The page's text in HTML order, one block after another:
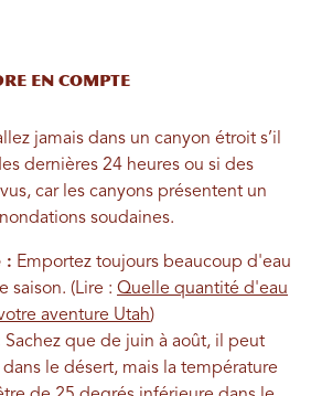
en compte
jamais dans un canyon étroit s’il
dernières 24 heures ou si des
car les canyons présentent un
soudaines.
: Emportez toujours beaucoup d'eau
saison. (Lire : Quelle quantité d'eau
aventure Utah)
Sachez que de juin à août, il peut
le désert, mais la température